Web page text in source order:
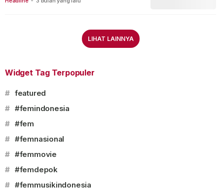
LIHAT LAINNYA
Widget Tag Terpopuler
# featured
# #femindonesia
# #fem
# #femnasional
# #femmovie
# #femdepok
# #femmusikindonesia